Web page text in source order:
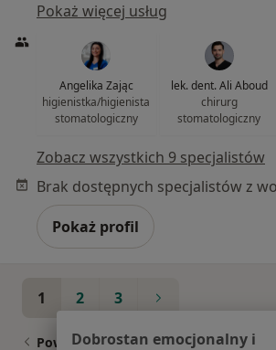
Pokaż więcej usług
Angelika Zając
higienistka/higienista
stomatologiczny
lek. dent. Ali Aboud
chirurg
stomatologiczny
Zobacz wszystkich 9 specjalistów
Pokaż profil
1 2 3
Powiązane wyszukiwania
Dobrostan emocjonalny i